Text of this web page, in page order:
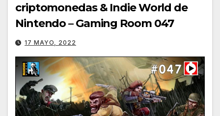
criptomonedas & Indie World de
Nintendo – Gaming Room 047
17 MAYO, 2022